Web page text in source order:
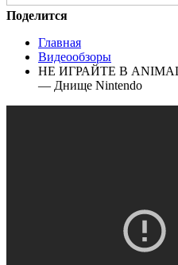
Поделится
Главная
Видеообзоры
НЕ ИГРАЙТЕ В ANIMAL
— Днище Nintendo